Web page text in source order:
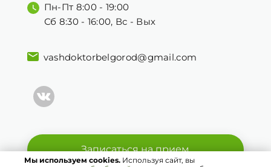
Пн-Пт 8:00 - 19:00
Сб 8:30 - 16:00, Вс - Вых
vashdoktorbelgorod@gmail.com
Записаться на прием
Мы используем cookies. Используя сайт, вы